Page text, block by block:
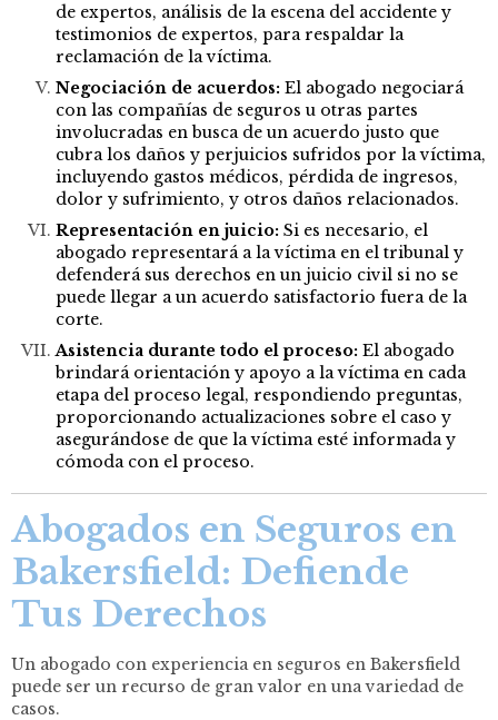
de expertos, análisis de la escena del accidente y
testimonios de expertos, para respaldar la
reclamación de la víctima.
Negociación de acuerdos: El abogado negociará
con las compañías de seguros u otras partes
involucradas en busca de un acuerdo justo que
cubra los daños y perjuicios sufridos por la víctima,
incluyendo gastos médicos, pérdida de ingresos,
dolor y sufrimiento, y otros daños relacionados.
Representación en juicio: Si es necesario, el
abogado representará a la víctima en el tribunal y
defenderá sus derechos en un juicio civil si no se
puede llegar a un acuerdo satisfactorio fuera de la
corte.
Asistencia durante todo el proceso: El abogado
brindará orientación y apoyo a la víctima en cada
etapa del proceso legal, respondiendo preguntas,
proporcionando actualizaciones sobre el caso y
asegurándose de que la víctima esté informada y
cómoda con el proceso.
Abogados en Seguros en
Bakersfield: Defiende
Tus Derechos
Un abogado con experiencia en seguros en Bakersfield
puede ser un recurso de gran valor en una variedad de
casos.